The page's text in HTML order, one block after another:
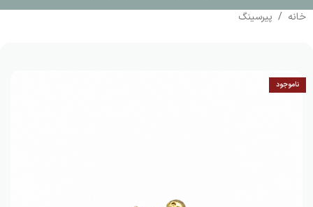
خانه / پیرسینگ
ناموجود